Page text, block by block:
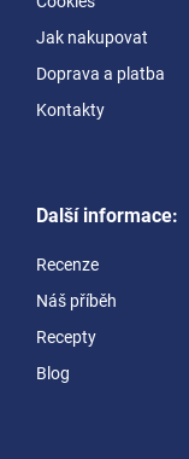
Jak nakupovat
Doprava a platba
Kontakty
Další informace:
Recenze
Náš příběh
Recepty
Blog